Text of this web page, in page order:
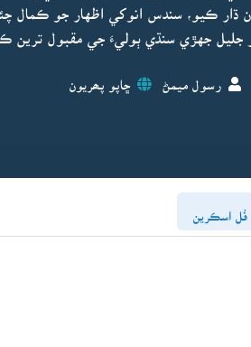
ڌار ڪيو، سندس انوکي اظهار جو ڪمال
جهڙي سنڌي ٻوليءَ جي مقبول ترين
رسول ميمڻ ڇاپو پھريون
فُل اسڪرين